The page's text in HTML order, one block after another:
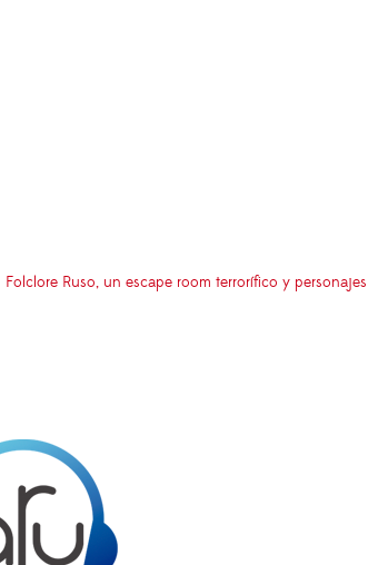
Folclore Ruso, un escape room terrorífico y